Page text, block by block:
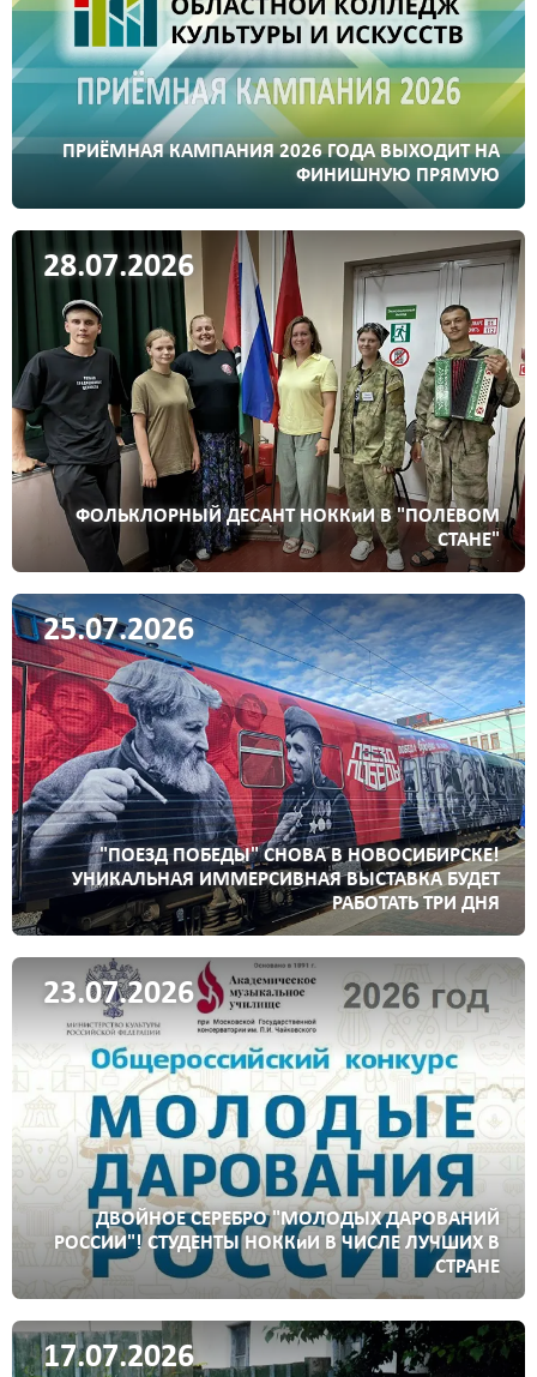
ПРИЁМНАЯ КАМПАНИЯ 2026 ГОДА ВЫХОДИТ НА
ФИНИШНУЮ ПРЯМУЮ
28.07.2026
ФОЛЬКЛОРНЫЙ ДЕСАНТ НОККиИ В "ПОЛЕВОМ
СТАНЕ"
25.07.2026
"ПОЕЗД ПОБЕДЫ" СНОВА В НОВОСИБИРСКЕ!
УНИКАЛЬНАЯ ИММЕРСИВНАЯ ВЫСТАВКА БУДЕТ
РАБОТАТЬ ТРИ ДНЯ
23.07.2026
ДВОЙНОЕ СЕРЕБРО "МОЛОДЫХ ДАРОВАНИЙ
РОССИИ"! СТУДЕНТЫ НОККиИ В ЧИСЛЕ ЛУЧШИХ В
СТРАНЕ
17.07.2026